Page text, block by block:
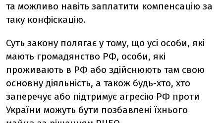
та можливо навіть заплатити компенсацію за
таку конфіскацію.
Суть закону полягає у тому, що усі особи, які
мають громадянство РФ, особи, які
проживають в РФ або здійснюють там свою
основну діяльність, а також будь-хто, хто
заперечує або підтримує агресію РФ проти
України можуть бути позбавлені їхнього